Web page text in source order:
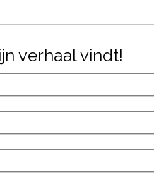
verhaal vindt!